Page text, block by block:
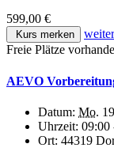
599,00 €
Kurs merken
Freie Plätze
AEVO
Datum: Mo.
Uhrzeit: 09:00
Ort: 44319